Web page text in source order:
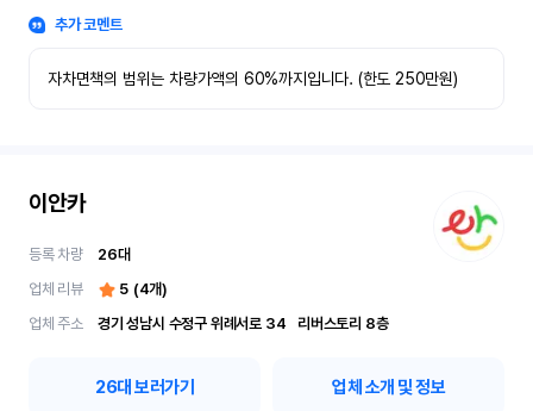
추가 코멘트
자차면책의 범위는 차량가액의 60%까지입니다. (한도 250만원)
이안카
등록 차량 26대
업체 리뷰
5 (4개)
업체 주소
경기 성남시 수정구 위례서로 34	리버스토리 8층
26대 보러가기 업체 소개 및 정보